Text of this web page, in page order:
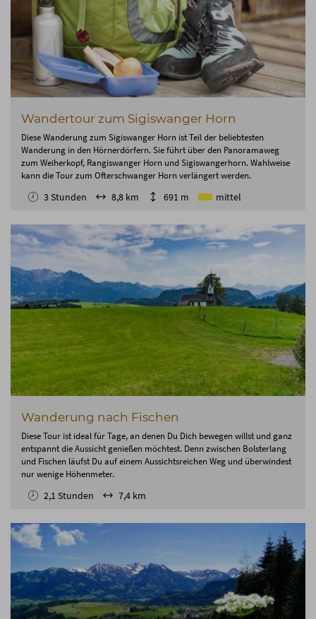
Wandertour zum Sigiswanger Horn
Diese Wanderung zum Sigiswanger Horn ist Teil der beliebtesten
Wanderung in den Hörnerdörfern. Sie führt über den Panoramaweg
zum Weiherkopf, Rangiswanger Horn und Sigiswangerhorn. Wahlweise
kann die Tour zum Ofterschwanger Horn verlängert werden.
3 Stunden 8,8 km 691 m mittel
Wanderung nach Fischen
Diese Tour ist ideal für Tage, an denen Du Dich bewegen willst und ganz
entspannt die Aussicht genießen möchtest. Denn zwischen Bolsterlang
und Fischen läufst Du auf einem Aussichtsreichen Weg und überwindest
nur wenige Höhenmeter.
2,1 Stunden 7,4 km